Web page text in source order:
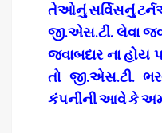
તેઓનું સર્વિસનું
જી.એસ.ટી. લેવા
જવાબદાર ના
તો જી.એસ.ટી.
કંપનીની આવે